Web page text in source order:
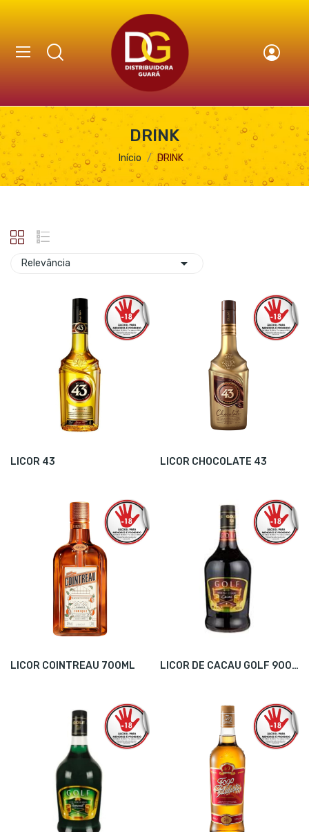
DRINK
Início DRINK
Relevância 
LICOR 43 LICOR CHOCOLATE 43
LICOR COINTREAU 700ML LICOR DE CACAU GOLF 900ML